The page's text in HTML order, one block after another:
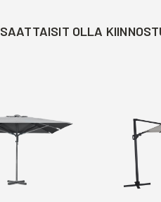
SAATTAISIT OLLA